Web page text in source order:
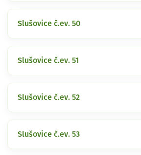
Slušovice č.ev. 50
Slušovice č.ev. 51
Slušovice č.ev. 52
Slušovice č.ev. 53